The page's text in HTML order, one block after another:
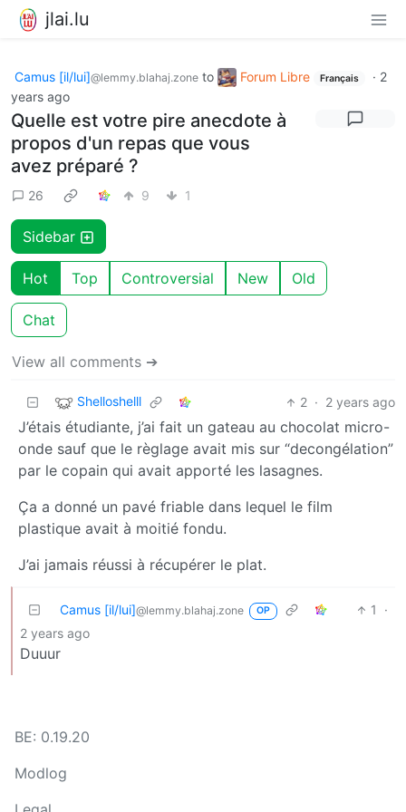
jlai.lu
Camus [il/lui]@lemmy.blahaj.zone to Forum Libre Français · 2
years ago
Quelle est votre pire anecdote à
propos d'un repas que vous
avez préparé ?
26 9 1
Sidebar
Hot Top Controversial New Old
Chat
View all comments ➔
Shelloshelll 2 · 2 years ago
J’étais étudiante, j’ai fait un gateau au chocolat micro-
onde sauf que le règlage avait mis sur “decongélation”
par le copain qui avait apporté les lasagnes.
Ça a donné un pavé friable dans lequel le film
plastique avait à moitié fondu.
J’ai jamais réussi à récupérer le plat.
Camus [il/lui]@lemmy.blahaj.zone OP 1
·
2 years ago
Duuur
BE: 0.19.20
Modlog